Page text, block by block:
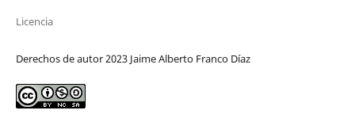
Licencia
Derechos de autor 2023 Jaime Alberto Franco Díaz